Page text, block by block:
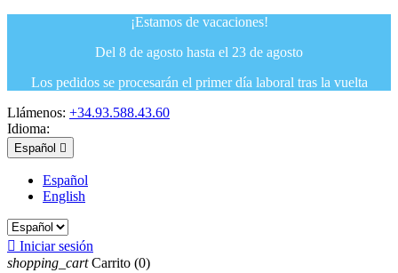
¡Estamos de vacaciones!
Del 8 de agosto hasta el 23 de agosto
Los pedidos se procesarán el primer día laboral tras la vuelta
Llámenos: +34.93.588.43.60
Idioma:
Español 
Español
English
 Iniciar sesión
shopping_cart Carrito (0)